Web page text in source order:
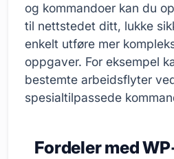
og kommandoer kan du
til nettstedet ditt, lukke
enkelt utføre mer
oppgaver. For eksempel
bestemte arbeidsflyter
spesialtilpassede
Fordeler med